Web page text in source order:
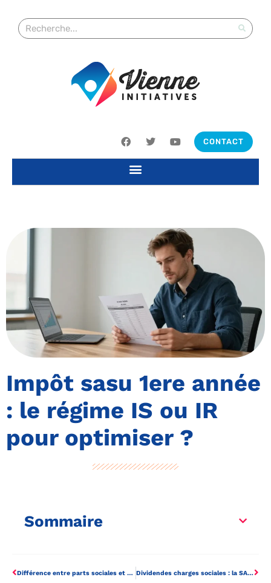
CONTACT
Impôt sasu 1ere année
: le régime IS ou IR
pour optimiser ?
Sommaire
Différence entre parts sociales et actions : les enjeux pour votre société Dividendes charges sociales : la SARL ou la SAS pour mieux optimiser ?